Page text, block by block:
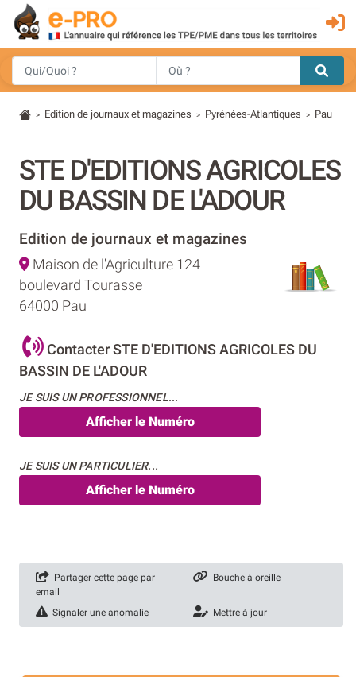
> Edition de journaux et magazines > Pyrénées-Atlantiques > Pau
STE D'EDITIONS AGRICOLES
DU BASSIN DE L'ADOUR
Edition de journaux et magazines
Maison de l'Agriculture 124
boulevard Tourasse
64000 Pau
Contacter STE D'EDITIONS AGRICOLES DU
BASSIN DE L'ADOUR
JE SUIS UN PROFESSIONNEL...
Afficher le Numéro
JE SUIS UN PARTICULIER...
Afficher le Numéro
Partager cette page par
email
Bouche à oreille
Signaler une anomalie Mettre à jour